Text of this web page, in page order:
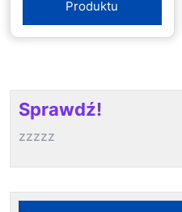
Produktu
Sprawdź!
zzzzz